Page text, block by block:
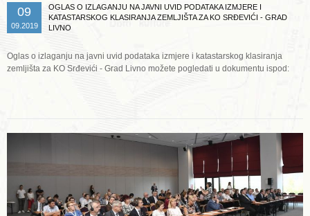
09
09.2019
OGLAS O IZLAGANJU NA JAVNI UVID PODATAKA IZMJERE I
KATASTARSKOG KLASIRANJA ZEMLJIŠTA ZA KO SRĐEVIĆI - GRAD
LIVNO
Oglas o izlaganju na javni uvid podataka izmjere i katastarskog klasiranja
zemljišta za KO Srđevići - Grad Livno možete pogledati u dokumentu ispod: